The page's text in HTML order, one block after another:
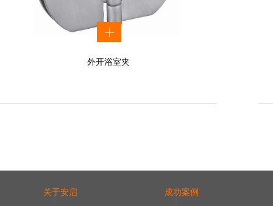
外开浴室夹
关于安启 成功案例